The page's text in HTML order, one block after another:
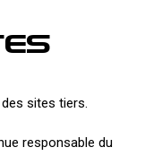
sites tiers.
responsable du